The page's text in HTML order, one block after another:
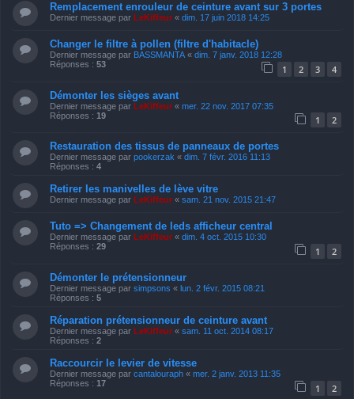
Remplacement enrouleur de ceinture avant sur 3 portes
Dernier message par LeKiffeur « dim. 17 juin 2018 14:25
Changer le filtre à pollen (filtre d'habitacle)
Dernier message par BASSMANTA « dim. 7 janv. 2018 12:28
Réponses : 53 1 2 3 4
Démonter les sièges avant
Dernier message par LeKiffeur « mer. 22 nov. 2017 07:35
Réponses : 19 1 2
Restauration des tissus de panneaux de portes
Dernier message par pookerzak « dim. 7 févr. 2016 11:13
Réponses : 4
Retirer les manivelles de lève vitre
Dernier message par LeKiffeur « sam. 21 nov. 2015 21:47
Tuto => Changement de leds afficheur central
Dernier message par LeKiffeur « dim. 4 oct. 2015 10:30
Réponses : 29 1 2
Démonter le prétensionneur
Dernier message par simpsons « lun. 2 févr. 2015 08:21
Réponses : 5
Réparation prétensionneur de ceinture avant
Dernier message par LeKiffeur « sam. 11 oct. 2014 08:17
Réponses : 2
Raccourcir le levier de vitesse
Dernier message par cantalouraph « mer. 2 janv. 2013 11:35
Réponses : 17 1 2